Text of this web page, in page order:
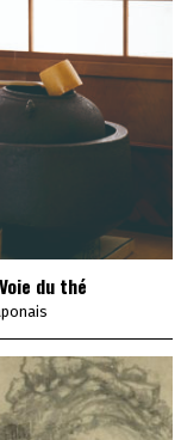
du thé